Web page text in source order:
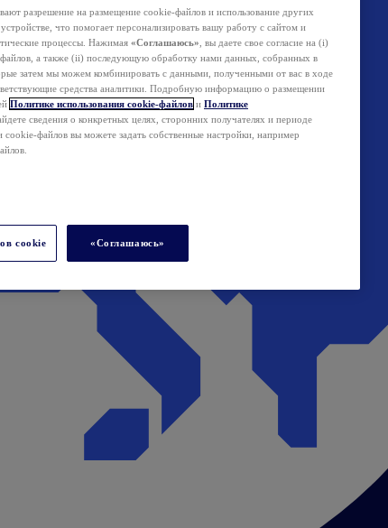
разрешение на размещение cookie-файлов и использование других
что помогает персонализировать вашу работу с сайтом и
процессы. Нажимая «Соглашаюсь» , вы даете свое согласие на (i)
а также (ii) последующую обработку нами данных, собранных в
затем мы можем комбинировать с данными, полученными от вас в ходе
средства аналитики. Подробную информацию о размещении
Политике использования cookie-файлов и Политике
сведения о конкретных целях, сторонних получателях и периоде
файлов вы можете задать собственные настройки, например
cookie «Соглашаюсь»